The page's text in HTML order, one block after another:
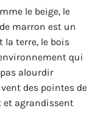
le beige, le
marron est un
la terre, le bois
qui
alourdir
des pointes de
et agrandissent